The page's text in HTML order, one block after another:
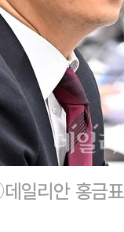
일리안 홍금